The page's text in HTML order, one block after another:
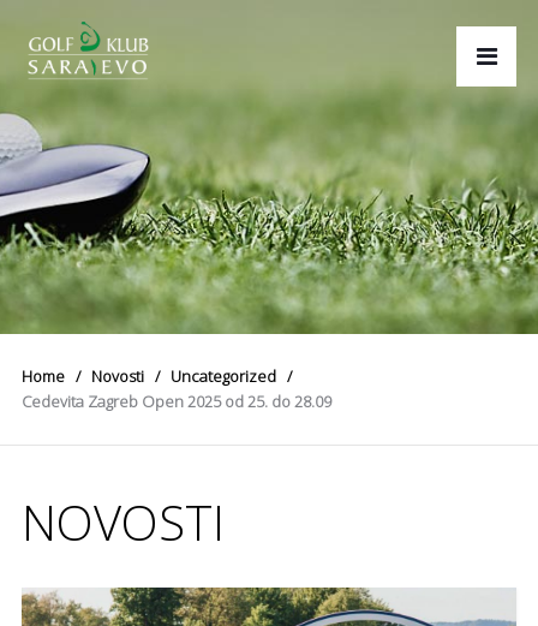
Home Novosti
Uncategorized
Cedevita Zagreb Open 2025 od 25. do 28.09
NOVOSTI